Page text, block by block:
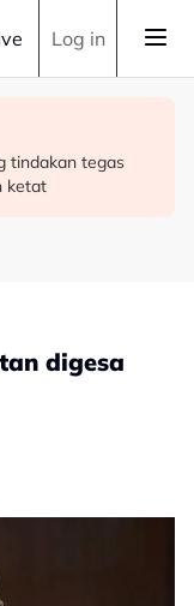
Log in
parti
mula 'gempur'
tindakan tegas
ketat
digesa